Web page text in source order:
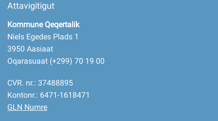
Attavigitigut
Kommune Qeqertalik
Niels Egedes Plads 1
3950 Aasiaat
Oqarasuaat (+299) 70 19 00
CVR. nr.: 37488895
Kontonr.: 6471-1618471
GLN Numre